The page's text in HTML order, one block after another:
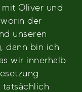
Oliver und
der
unseren
dann bin ich
wir innerhalb